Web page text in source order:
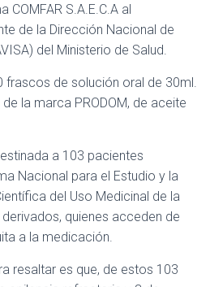
COMFAR S.A.E.C.A al
de la Dirección Nacional de
del Ministerio de Salud.
frascos de solución oral de 30ml.
la marca PRODOM, de aceite
a 103 pacientes
Nacional para el Estudio y la
del Uso Medicinal de la
quienes acceden de
a la medicación.
resaltar es que, de estos 103